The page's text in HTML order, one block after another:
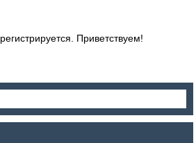
регистрируется. Приветствуем!